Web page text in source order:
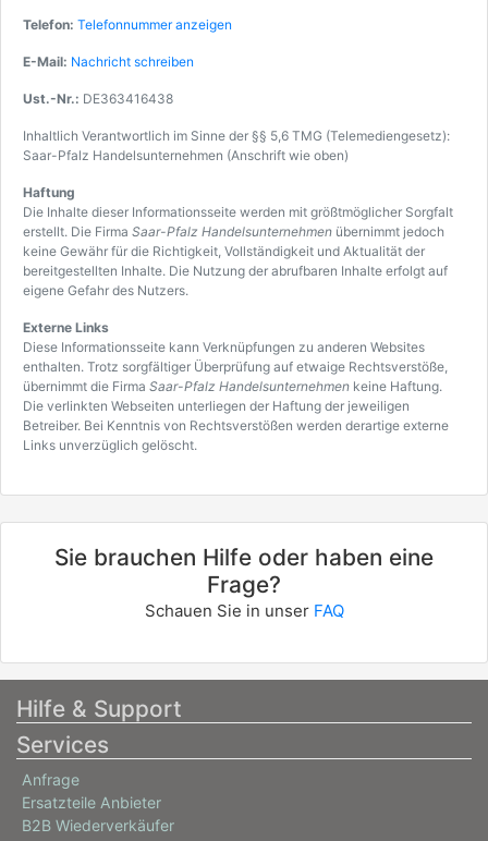
Telefon: Telefonnummer anzeigen
E-Mail: Nachricht schreiben
Ust.-Nr.: DE363416438
Inhaltlich Verantwortlich im Sinne der §§ 5,6 TMG (Telemediengesetz):
Saar-Pfalz Handelsunternehmen (Anschrift wie oben)
Haftung
Die Inhalte dieser Informationsseite werden mit größtmöglicher Sorgfalt
erstellt. Die Firma Saar-Pfalz Handelsunternehmen übernimmt jedoch
keine Gewähr für die Richtigkeit, Vollständigkeit und Aktualität der
bereitgestellten Inhalte. Die Nutzung der abrufbaren Inhalte erfolgt auf
eigene Gefahr des Nutzers.
Externe Links
Diese Informationsseite kann Verknüpfungen zu anderen Websites
enthalten. Trotz sorgfältiger Überprüfung auf etwaige Rechtsverstöße,
übernimmt die Firma Saar-Pfalz Handelsunternehmen keine Haftung.
Die verlinkten Webseiten unterliegen der Haftung der jeweiligen
Betreiber. Bei Kenntnis von Rechtsverstößen werden derartige externe
Links unverzüglich gelöscht.
Sie brauchen Hilfe oder haben eine
Frage?
Schauen Sie in unser FAQ
Hilfe & Support
Services
Anfrage
Ersatzteile Anbieter
B2B Wiederverkäufer